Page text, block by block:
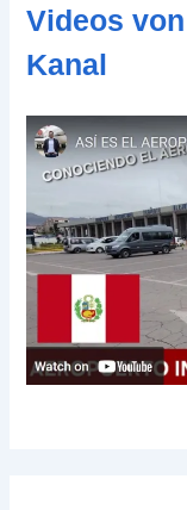
s
e
Videos
Kanal